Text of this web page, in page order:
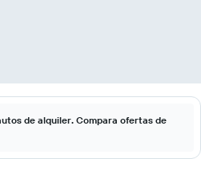
de alquiler. Compara ofertas de